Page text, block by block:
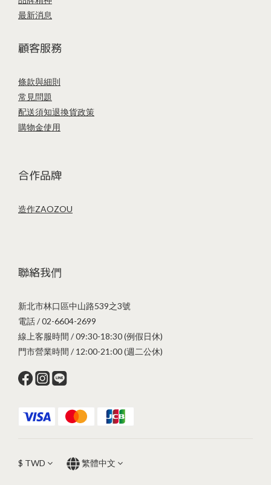
最新消息
顧客服務
條款與細則
常見問題
配送須知退換貨政策
購物金使用
合作品牌
造作ZAOZOU
聯絡我們
新北市林口區中山路539之3號
電話 / 02-6604-2699
線上客服時間 / 09:30-18:30 (例假日休)
門市營業時間 / 12:00-21:00 (週二公休)
$ TWD 繁體中文